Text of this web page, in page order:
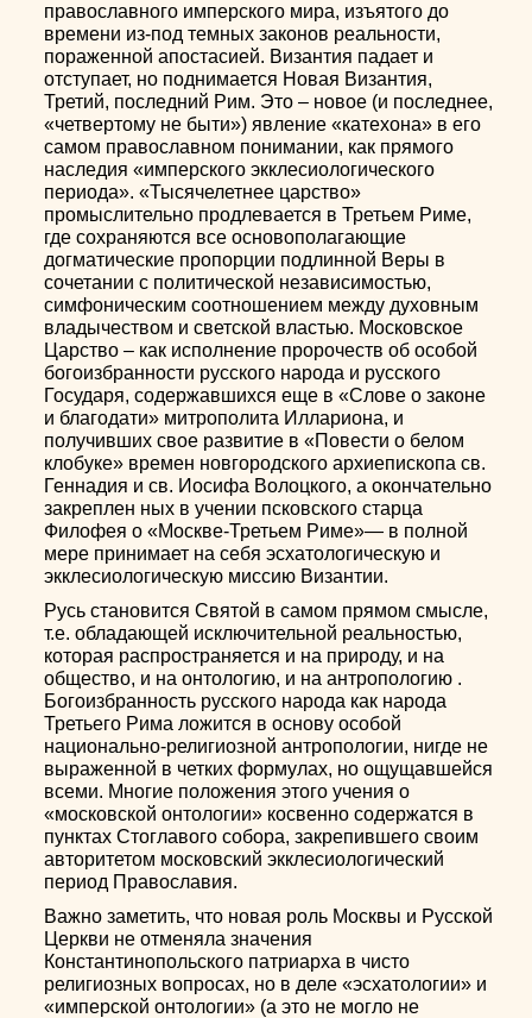
православного имперского мира, изъятого до
времени из-под темных законов реальности,
пораженной апостасией. Византия падает и
отступает, но поднимается Новая Византия,
Третий, последний Рим. Это – новое (и последнее,
«четвертому не быти») явление «катехона» в его
самом православном понимании, как прямого
наследия «имперского экклесиологического
периода». «Тысячелетнее царство»
промыслительно продлевается в Третьем Риме,
где сохраняются все основополагающие
догматические пропорции подлинной Веры в
сочетании с политической независимостью,
симфоническим соотношением между духовным
владычеством и светской властью. Московское
Царство – как исполнение пророчеств об особой
богоизбранности русского народа и русского
Государя, содержавшихся еще в «Слове о законе
и благодати» митрополита Иллариона, и
получивших свое развитие в «Повести о белом
клобуке» времен новгородского архиепископа св.
Геннадия и св. Иосифа Волоцкого, а окончательно
закреплен ных в учении псковского старца
Филофея о «Москве-Третьем Риме»— в полной
мере принимает на себя эсхатологическую и
экклесиологическую миссию Византии.
Русь становится Святой в самом прямом смысле,
т.е. обладающей исключительной реальностью,
которая распространяется и на природу, и на
общество, и на онтологию, и на антропологию .
Богоизбранность русского народа как народа
Третьего Рима ложится в основу особой
национально-религиозной антропологии, нигде не
выраженной в четких формулах, но ощущавшейся
всеми. Многие положения этого учения о
«московской онтологии» косвенно содержатся в
пунктах Стоглавого собора, закрепившего своим
авторитетом московский экклесиологический
период Православия.
Важно заметить, что новая роль Москвы и Русской
Церкви не отменяла значения
Константинопольского патриарха в чисто
религиозных вопросах, но в деле «эсхатологии» и
«имперской онтологии» (а это не могло не